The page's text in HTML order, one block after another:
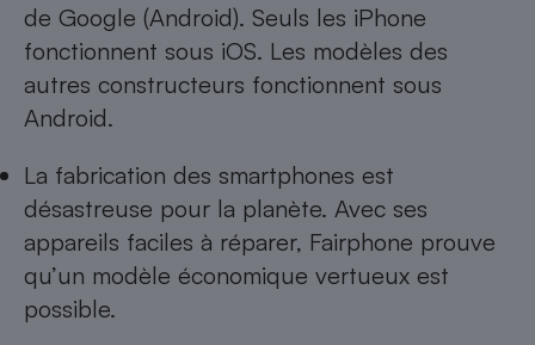
de Google (Android). Seuls les iPhone
fonctionnent sous iOS. Les modèles des
autres constructeurs fonctionnent sous
Android.
La fabrication des smartphones est
désastreuse pour la planète. Avec ses
appareils faciles à réparer, Fairphone prouve
qu’un modèle économique vertueux est
possible.
Cafetière à expressos